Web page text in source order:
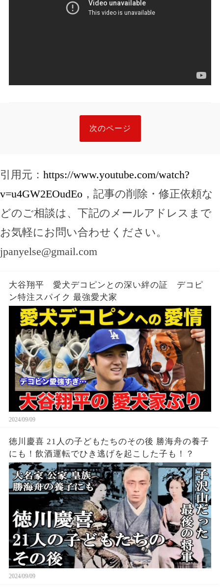
次のページ
引用元： https://www.youtube.com/watch?
v=u4GW2EOudEo ，記事の削除・修正依頼な
どのご相談は、下記のメールアドレスまで
お気軽にお問い合わせください。
jpanyelse@gmail.com
大谷翔平 愛犬デコピンとの深い絆の証 デコピ
ン特注スパイク 最強愛犬家
2024/09/09
徳川慶喜 21人の子どもたちのその後 勝海舟の養子
にも！飲酒運転でひき逃げを起こした子も！？
2024/09/09